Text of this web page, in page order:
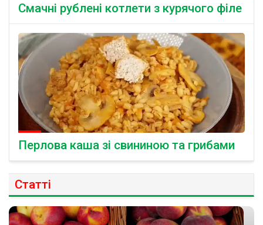
Смачні рублені котлети з курячого філе
Перлова каша зі свининою та грибами
Статті